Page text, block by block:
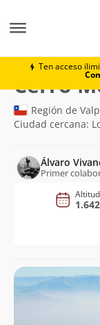
Ten acceso
Cerro
Región de
Ciudad cercana:
Álvaro
Primer
Altitud